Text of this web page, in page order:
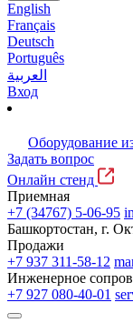
English
Français
Deutsch
Português
العربية
Вход
Оборудование
Задать вопрос
Онлайн стенд
Приемная
+7 (34767) 5-06-95
Башкортостан, г.
Продажи
+7 937 311-58-12
Инженерное
+7 927 080-40-01